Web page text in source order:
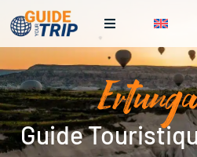
Guide